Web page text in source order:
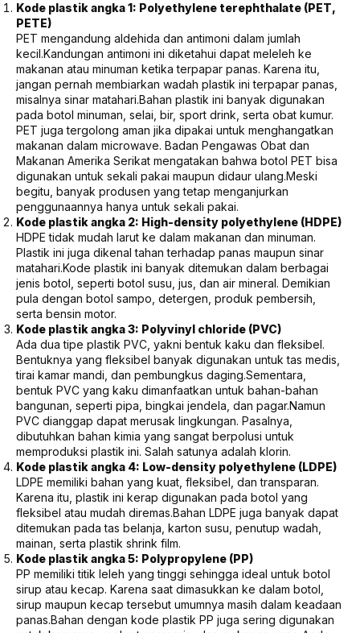
Kode plastik angka 1: Polyethylene terephthalate (PET,
PETE)
PET mengandung aldehida dan antimoni dalam jumlah
kecil.Kandungan antimoni ini diketahui dapat meleleh ke
makanan atau minuman ketika terpapar panas. Karena itu,
jangan pernah membiarkan wadah plastik ini terpapar panas,
misalnya sinar matahari.Bahan plastik ini banyak digunakan
pada botol minuman, selai, bir, sport drink, serta obat kumur.
PET juga tergolong aman jika dipakai untuk menghangatkan
makanan dalam microwave. Badan Pengawas Obat dan
Makanan Amerika Serikat mengatakan bahwa botol PET bisa
digunakan untuk sekali pakai maupun didaur ulang.Meski
begitu, banyak produsen yang tetap menganjurkan
penggunaannya hanya untuk sekali pakai.
Kode plastik angka 2: High-density polyethylene (HDPE)
HDPE tidak mudah larut ke dalam makanan dan minuman.
Plastik ini juga dikenal tahan terhadap panas maupun sinar
matahari.Kode plastik ini banyak ditemukan dalam berbagai
jenis botol, seperti botol susu, jus, dan air mineral. Demikian
pula dengan botol sampo, detergen, produk pembersih,
serta bensin motor.
Kode plastik angka 3: Polyvinyl chloride (PVC)
Ada dua tipe plastik PVC, yakni bentuk kaku dan fleksibel.
Bentuknya yang fleksibel banyak digunakan untuk tas medis,
tirai kamar mandi, dan pembungkus daging.Sementara,
bentuk PVC yang kaku dimanfaatkan untuk bahan-bahan
bangunan, seperti pipa, bingkai jendela, dan pagar.Namun
PVC dianggap dapat merusak lingkungan. Pasalnya,
dibutuhkan bahan kimia yang sangat berpolusi untuk
memproduksi plastik ini. Salah satunya adalah klorin.
Kode plastik angka 4: Low-density polyethylene (LDPE)
LDPE memiliki bahan yang kuat, fleksibel, dan transparan.
Karena itu, plastik ini kerap digunakan pada botol yang
fleksibel atau mudah diremas.Bahan LDPE juga banyak dapat
ditemukan pada tas belanja, karton susu, penutup wadah,
mainan, serta plastik shrink film.
Kode plastik angka 5: Polypropylene (PP)
PP memiliki titik leleh yang tinggi sehingga ideal untuk botol
sirup atau kecap. Karena saat dimasukkan ke dalam botol,
sirup maupun kecap tersebut umumnya masih dalam keadaan
panas.Bahan dengan kode plastik PP juga sering digunakan